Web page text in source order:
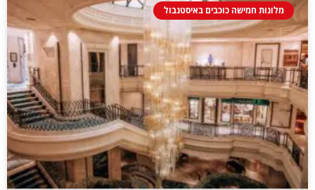
מלונות חמישה כוכבים באיסטנבול